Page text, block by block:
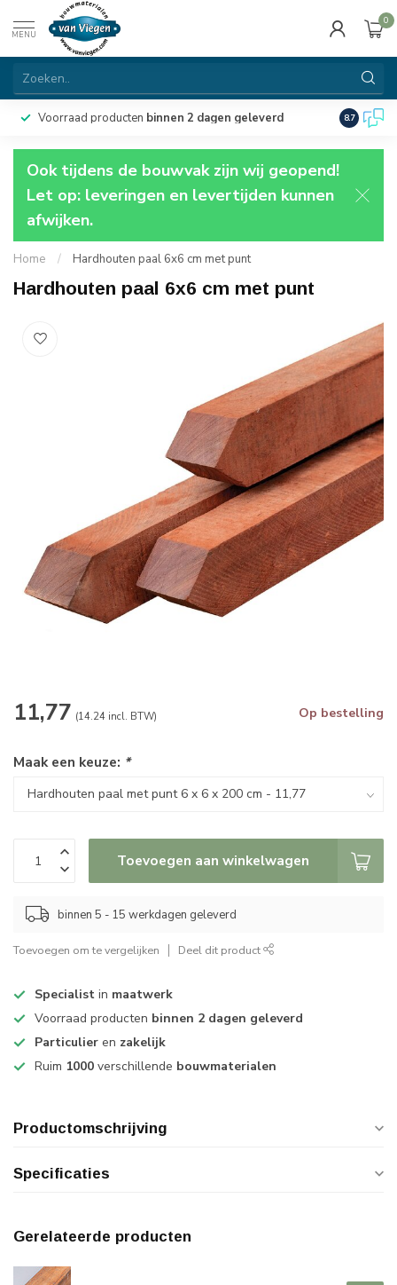
MENU
0
Voorraad producten binnen 2 dagen geleverd 8.7
Ook tijdens de bouwvak zijn wij geopend!
Let op: leveringen en levertijden kunnen
afwijken.
Home / Hardhouten paal 6x6 cm met punt
Hardhouten paal 6x6 cm met punt
11,77 (14.24 incl. BTW) Op bestelling
Maak een keuze: *
Toevoegen aan winkelwagen
binnen 5 - 15 werkdagen geleverd
Toevoegen om te vergelijken Deel dit product
Specialist in maatwerk
Voorraad producten binnen 2 dagen geleverd
Particulier en zakelijk
Ruim 1000 verschillende bouwmaterialen
Productomschrijving
Specificaties
Gerelateerde producten